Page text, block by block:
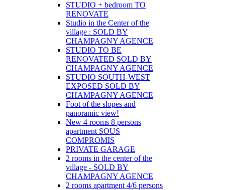
STUDIO + bedroom TO
RENOVATE
Studio in the Center of the
village : SOLD BY
CHAMPAGNY AGENCE
STUDIO TO BE
RENOVATED SOLD BY
CHAMPAGNY AGENCE
STUDIO SOUTH-WEST
EXPOSED SOLD BY
CHAMPAGNY AGENCE
Foot of the slopes and
panoramic view!
New 4 rooms 8 persons
apartment SOUS
COMPROMIS
PRIVATE GARAGE
2 rooms in the center of the
village - SOLD BY
CHAMPAGNY AGENCE
2 rooms apartment 4/6 persons